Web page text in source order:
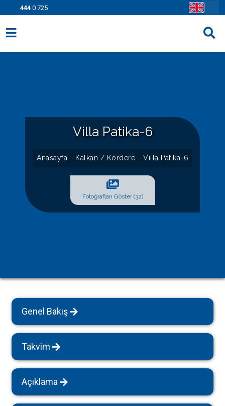
444 0 725
Villa Patika-6
Anasayfa Kalkan / Kördere Villa Patika-6
Fotoğrafları Göster (32)
Genel Bakış
Takvim
Açıklama